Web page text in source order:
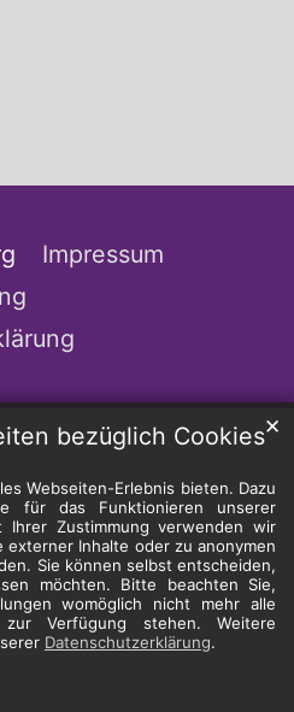
bezüglich Cookies
Webseiten-Erlebnis bieten. Dazu
für das Funktionieren unserer
Zustimmung verwenden wir
externer Inhalte oder zu anonymen
Sie können selbst entscheiden,
möchten. Bitte beachten Sie,
womöglich nicht mehr alle
Verfügung stehen. Weitere
Datenschutzerklärung.
✕
Impressum